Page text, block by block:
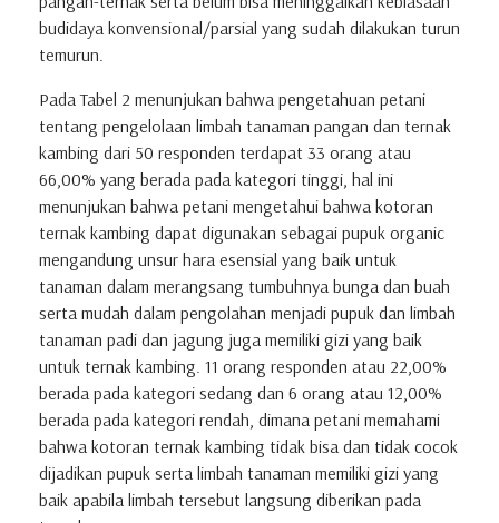
budidaya konvensional/parsial yang sudah dilakukan turun
temurun.
Pada Tabel 2 menunjukan bahwa pengetahuan petani
tentang pengelolaan limbah tanaman pangan dan ternak
kambing dari 50 responden terdapat 33 orang atau
66,00% yang berada pada kategori tinggi, hal ini
menunjukan bahwa petani mengetahui bahwa kotoran
ternak kambing dapat digunakan sebagai pupuk organic
mengandung unsur hara esensial yang baik untuk
tanaman dalam merangsang tumbuhnya bunga dan buah
serta mudah dalam pengolahan menjadi pupuk dan limbah
tanaman padi dan jagung juga memiliki gizi yang baik
untuk ternak kambing. 11 orang responden atau 22,00%
berada pada kategori sedang dan 6 orang atau 12,00%
berada pada kategori rendah, dimana petani memahami
bahwa kotoran ternak kambing tidak bisa dan tidak cocok
dijadikan pupuk serta limbah tanaman memiliki gizi yang
baik apabila limbah tersebut langsung diberikan pada